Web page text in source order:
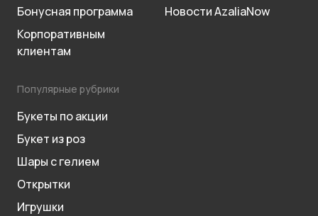
Бонусная программа
Корпоративным
клиентам
Новости AzaliaNow
Популярные рубрики
Букеты по акции
Букет из роз
Шары с гелием
Открытки
Игрушки